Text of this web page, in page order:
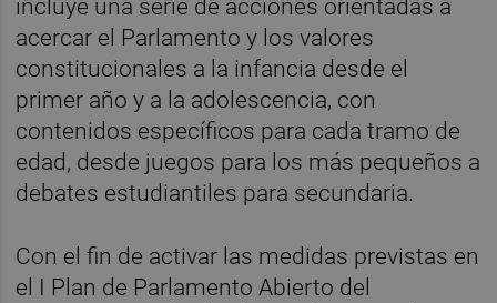
incluye una serie de acciones orientadas a
acercar el Parlamento y los valores
constitucionales a la infancia desde el
primer año y a la adolescencia, con
contenidos específicos para cada tramo de
edad, desde juegos para los más pequeños a
debates estudiantiles para secundaria.
Con el fin de activar las medidas previstas en
el I Plan de Parlamento Abierto del